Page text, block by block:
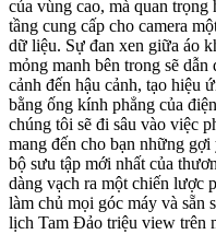
của vùng cao, mà quan trọng
tầng cung cấp cho camera
dữ liệu. Sự đan xen giữa áo
mỏng manh bên trong sẽ
cảnh đến hậu cảnh, tạo hiệu
bằng ống kính phẳng của
chúng tôi sẽ đi sâu vào việc
mang đến cho bạn những
bộ sưu tập mới nhất của
dàng vạch ra một chiến lược
làm chủ mọi góc máy và sẵn
lịch Tam Đảo triệu view trên